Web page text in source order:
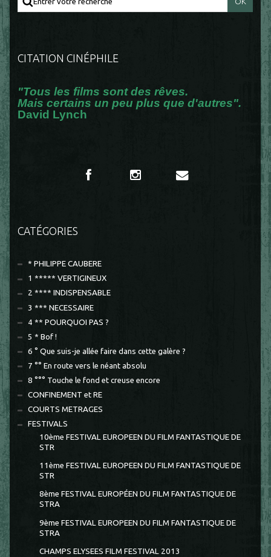
CITATION CINÉPHILE
"Tous les films sont des rêves.
Mais certains un peu plus que d'autres".
David Lynch
CATÉGORIES
* PHILIPPE CAUBERE
1 ***** VERTIGINEUX
2 **** INDISPENSABLE
3 *** NECESSAIRE
4 ** POURQUOI PAS ?
5 * Bof !
6 ° Que suis-je allée faire dans cette galère ?
7 °° En route vers le néant absolu
8 °°° Touche le fond et creuse encore
CONFINEMENT et RE
COURTS METRAGES
FESTIVALS
10ème FESTIVAL EUROPEEN DU FILM FANTASTIQUE DE
STR
11ème FESTIVAL EUROPEEN DU FILM FANTASTIQUE DE
STR
8ème FESTIVAL EUROPÉEN DU FILM FANTASTIQUE DE
STRA
9ème FESTIVAL EUROPEEN DU FILM FANTASTIQUE DE
STRA
CHAMPS ELYSEES FILM FESTIVAL 2013